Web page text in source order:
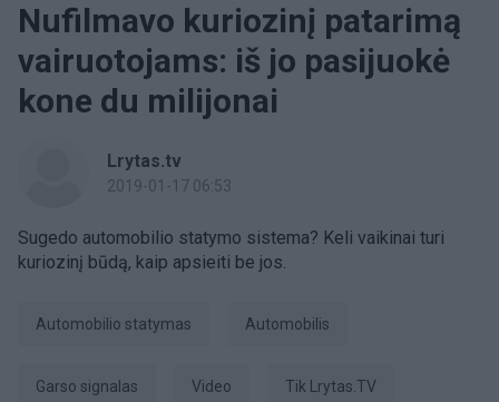
Nufilmavo kuriozinį patarimą
vairuotojams: iš jo pasijuokė
kone du milijonai
Lrytas.tv
2019-01-17 06:53
Sugedo automobilio statymo sistema? Keli vaikinai turi
kuriozinį būdą, kaip apsieiti be jos.
automobilio statymas Automobilis
garso signalas Video tik Lrytas.TV